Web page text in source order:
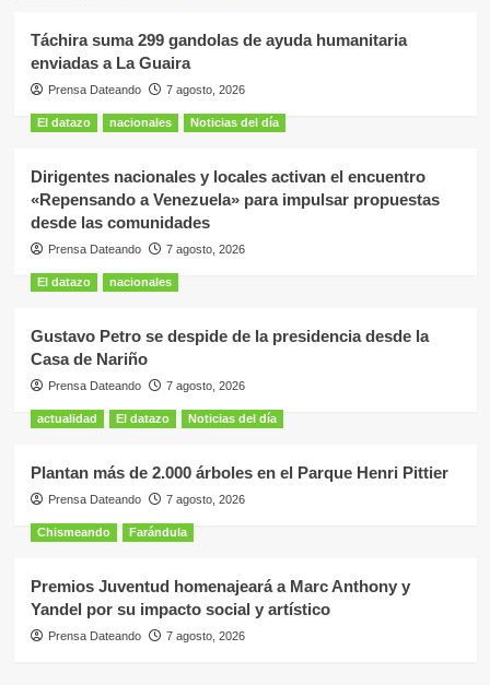
Táchira suma 299 gandolas de ayuda humanitaria
enviadas a La Guaira
Prensa Dateando 7 agosto, 2026
El datazo nacionales Noticias del día
Dirigentes nacionales y locales activan el encuentro
«Repensando a Venezuela» para impulsar propuestas
desde las comunidades
Prensa Dateando 7 agosto, 2026
El datazo nacionales
Gustavo Petro se despide de la presidencia desde la
Casa de Nariño
Prensa Dateando 7 agosto, 2026
actualidad El datazo Noticias del día
Plantan más de 2.000 árboles en el Parque Henri Pittier
Prensa Dateando 7 agosto, 2026
Chismeando Farándula
Premios Juventud homenajeará a Marc Anthony y
Yandel por su impacto social y artístico
Prensa Dateando 7 agosto, 2026